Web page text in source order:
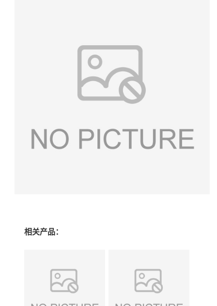
相关产品：